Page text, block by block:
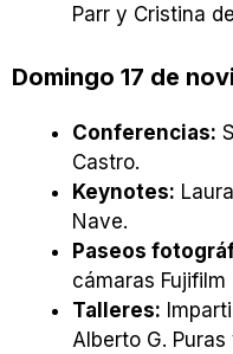
Parr y Cristina
Domingo 17 de
Conferencias:
Castro.
Keynotes:
Nave.
Paseos
cámaras Fujifilm
Talleres:
Alberto G.